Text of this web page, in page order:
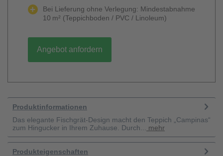
Bei Lieferung ohne Verlegung: Mindestabnahme
10 m² (Teppichboden / PVC / Linoleum)
Angebot anfordern
Produktinformationen
Das elegante Fischgrät-Design macht den Teppich „Campinas“
zum Hingucker in Ihrem Zuhause. Durch...
mehr
Produkteigenschaften